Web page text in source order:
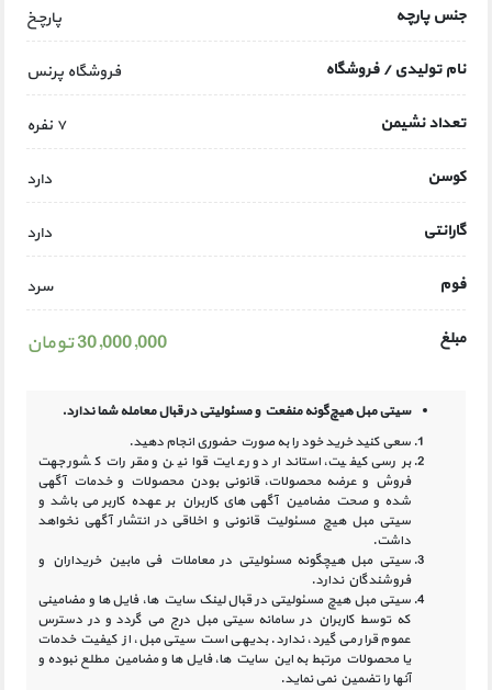
جنس پارچه پارچخ
نام تولیدی / فروشگاه فروشگاه پرنس
تعداد نشیمن ۷ نفره
کوسن دارد
گارانتی دارد
فوم سرد
مبلغ 30,000,000 تومان
سیتی مبل هیچ‌گونه منفعت و مسئولیتی درقبال معامله شما ندارد.
سعی کنید خرید خود را به صورت حضوری انجام دهید.
بررسی کیفیت، استاندارد و رعایت قوانین و مقررات کشور جهت
فروش و عرضه محصولات، قانونی بودن محصولات و خدمات آگهی
شده و صحت مضامین آگهی‏ های کاربران بر عهده کاربر می باشد و
سیتی مبل هیچ مسئولیت قانونی و اخلاقی در انتشار آگهی نخواهد
داشت.
سیتی مبل هیچگونه مسئولیتی در معاملات فی مابین خریداران و
فروشندگان ندارد.
سیتی مبل هیچ مسئولیتی در قبال لینک‏ سایت ‏ها، فایل ‏ها و مضامینی
که توسط کاربران در سامانه‏ سیتی مبل درج می گردد و در دسترس
عموم قرار می گیرد، ندارد. بدیهی است سیتی مبل، از کیفیت خدمات
یا محصولات مرتبط به این سایت‏ ها، فایل ها و مضامین مطلع نبوده و
آنها را تضمین نمی نماید.